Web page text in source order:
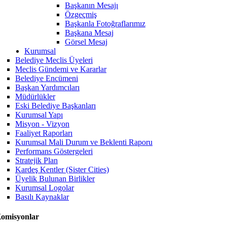
Başkanın Mesajı
Özgeçmiş
Başkanla Fotoğraflarımız
Başkana Mesaj
Görsel Mesaj
Kurumsal
Belediye Meclis Üyeleri
Meclis Gündemi ve Kararlar
Belediye Encümeni
Başkan Yardımcıları
Müdürlükler
Eski Belediye Başkanları
Kurumsal Yapı
Misyon - Vizyon
Faaliyet Raporları
Kurumsal Mali Durum ve Beklenti Raporu
Performans Göstergeleri
Stratejik Plan
Kardeş Kentler (Sister Cities)
Üyelik Bulunan Birlikler
Kurumsal Logolar
Basılı Kaynaklar